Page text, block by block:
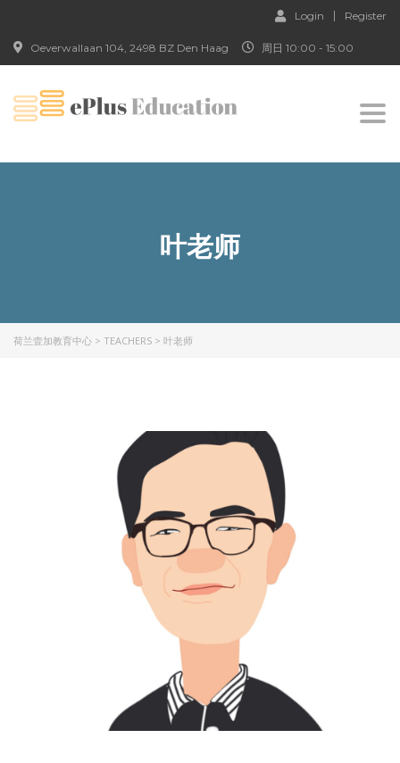
Login Register
周日 10:00 - 15:00
Oeverwallaan 104, 2498 BZ Den Haag
叶老师
荷兰壹加教育中心 > TEACHERS > 叶老师